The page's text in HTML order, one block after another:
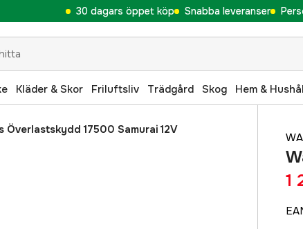
30 dagars öppet köp Snabba leveranser
Kläder & Skor Friluftsliv Trädgård Skog Hem &
Överlastskydd 17500 Samurai 12V
1